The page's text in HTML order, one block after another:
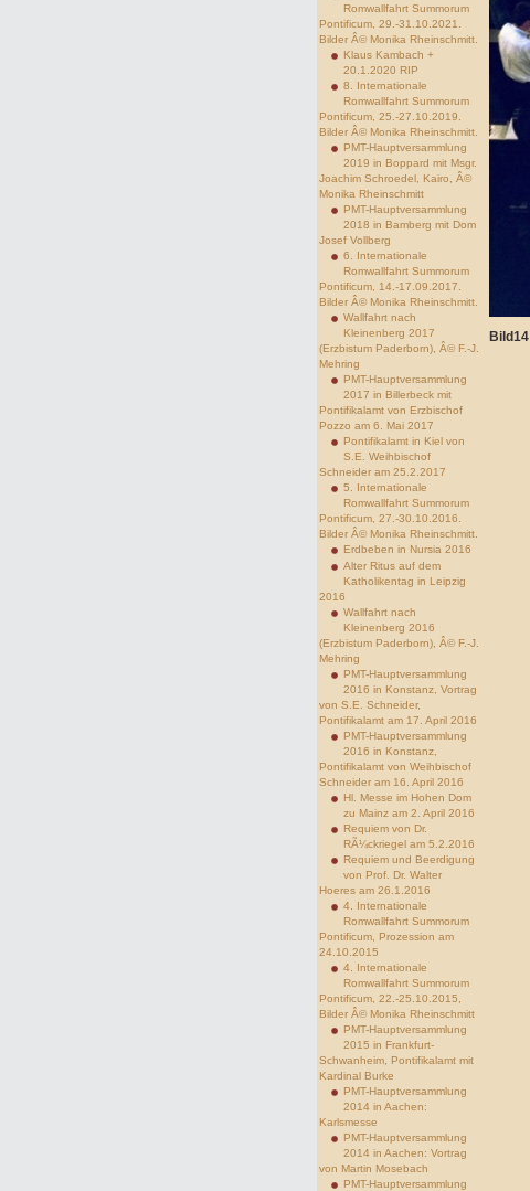
Romwallfahrt Summorum
Pontificum, 29.-31.10.2021.
Bilder Â© Monika Rheinschmitt.
Klaus Kambach +
20.1.2020 RIP
8. Internationale
Romwallfahrt Summorum
Pontificum, 25.-27.10.2019.
Bilder Â© Monika Rheinschmitt.
PMT-Hauptversammlung
2019 in Boppard mit Msgr.
Joachim Schroedel, Kairo, Â©
Monika Rheinschmitt
PMT-Hauptversammlung
2018 in Bamberg mit Dom
Josef Vollberg
6. Internationale
Romwallfahrt Summorum
Pontificum, 14.-17.09.2017.
Bilder Â© Monika Rheinschmitt.
Wallfahrt nach
Kleinenberg 2017
(Erzbistum Paderborn), Â© F.-J.
Mehring
PMT-Hauptversammlung
2017 in Billerbeck mit
Pontifikalamt von Erzbischof
Pozzo am 6. Mai 2017
Pontifikalamt in Kiel von
S.E. Weihbischof
Schneider am 25.2.2017
5. Internationale
Romwallfahrt Summorum
Pontificum, 27.-30.10.2016.
Bilder Â© Monika Rheinschmitt.
Erdbeben in Nursia 2016
Alter Ritus auf dem
Katholikentag in Leipzig
2016
Wallfahrt nach
Kleinenberg 2016
(Erzbistum Paderborn), Â© F.-J.
Mehring
PMT-Hauptversammlung
2016 in Konstanz, Vortrag
von S.E. Schneider,
Pontifikalamt am 17. April 2016
PMT-Hauptversammlung
2016 in Konstanz,
Pontifikalamt von Weihbischof
Schneider am 16. April 2016
Hl. Messe im Hohen Dom
zu Mainz am 2. April 2016
Requiem von Dr.
RÃ¼ckriegel am 5.2.2016
Requiem und Beerdigung
von Prof. Dr. Walter
Hoeres am 26.1.2016
4. Internationale
Romwallfahrt Summorum
Pontificum, Prozession am
24.10.2015
4. Internationale
Romwallfahrt Summorum
Pontificum, 22.-25.10.2015,
Bilder Â© Monika Rheinschmitt
PMT-Hauptversammlung
2015 in Frankfurt-
Schwanheim, Pontifikalamt mit
Kardinal Burke
PMT-Hauptversammlung
2014 in Aachen:
Karlsmesse
PMT-Hauptversammlung
2014 in Aachen: Vortrag
von Martin Mosebach
PMT-Hauptversammlung
Bild14